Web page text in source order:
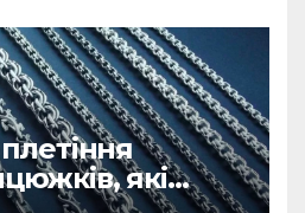
які